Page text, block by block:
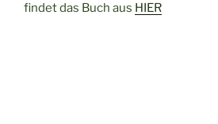
findet das Buch aus HIER